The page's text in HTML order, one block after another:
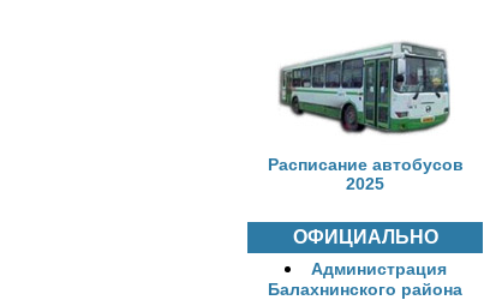
Расписание автобусов
2025
ОФИЦИАЛЬНО
Администрация
Балахнинского района